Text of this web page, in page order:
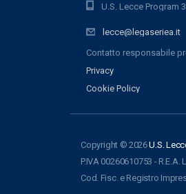
U.S. Lecce Program
lecce@legaseriea.it
Contatto responsabile
Privacy
Cookie Policy
Copyright © 2026U.S.
P.IVA 00260610753 - R.E.A.
Cod. Fisc. e Registro